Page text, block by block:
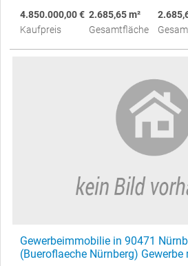
4.850.000,00 €
Kaufpreis
2.685,65 m²
Gesamtfläche
Gewerbeimmobilie in 90471
(Bueroflaeche Nürnberg) Gewerbe